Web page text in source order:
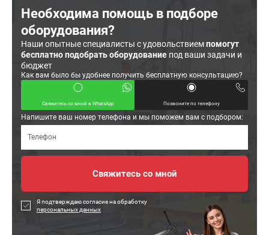
Необходима помощь в подборе
оборудования?
Наши опытные специалисты с удовольствиемпомогут
бесплатно подобрать оборудование под ваши задачи и
бюджет
Как вам было бы удобнее получить бесплатную консультацию?
Свяжитесь со мной в WhatsApp Позвоните по телефону
Напишите ваш номер телефона и мы поможем вам с подбором:
Я подтверждаю согласие на обработку
персональных данных